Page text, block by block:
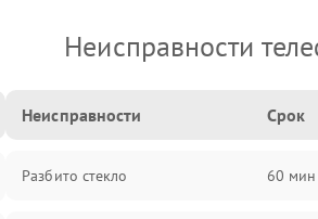
Неисправности
Неисправности Срок
Разбито стекло 60 мин